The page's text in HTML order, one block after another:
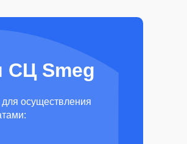
СЦ Smeg
осуществления